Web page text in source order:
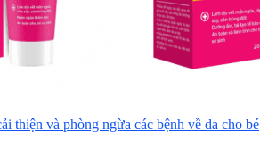
thiện và phòng ngừa các bệnh về da cho bé